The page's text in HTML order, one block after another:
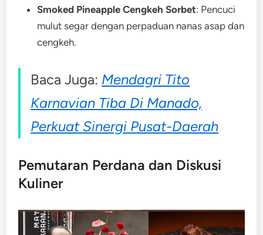
Smoked Pineapple Cengkeh Sorbet: Pencuci
mulut segar dengan perpaduan nanas asap dan
cengkeh.
Baca Juga: Mendagri Tito
Karnavian Tiba Di Manado,
Perkuat Sinergi Pusat-Daerah
Pemutaran Perdana dan Diskusi
Kuliner